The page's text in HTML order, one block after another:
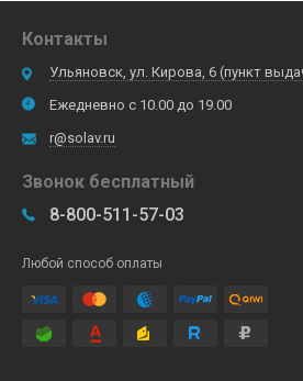
Контакты
Ульяновск, ул. Кирова, 6 (пункт
Ежедневно с 10.00 до 19.00
r@solav.ru
Звонок бесплатный
8-800-511-57-03
Любой способ оплаты